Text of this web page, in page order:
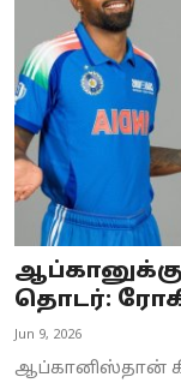
தொடர்:
Jun 9, 2026
ஆப்கானிஸ்தான்